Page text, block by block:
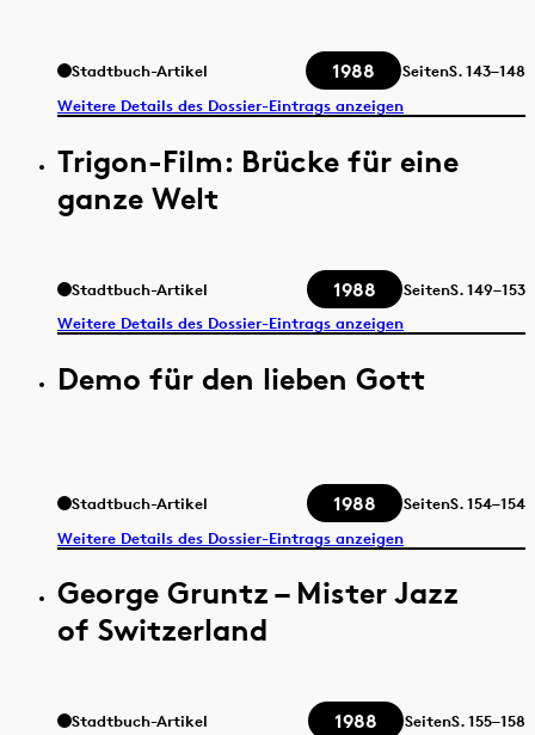
Stadtbuch-Artikel 1988 SeitenS.143–148
Weitere Details des Dossier-Eintrags anzeigen
Trigon-Film: Brücke für eine
ganze Welt
Stadtbuch-Artikel 1988 SeitenS.149–153
Weitere Details des Dossier-Eintrags anzeigen
Demo für den lieben Gott
Stadtbuch-Artikel 1988 SeitenS.154–154
Weitere Details des Dossier-Eintrags anzeigen
George Gruntz – Mister Jazz
of Switzerland
Stadtbuch-Artikel 1988 SeitenS.155–158